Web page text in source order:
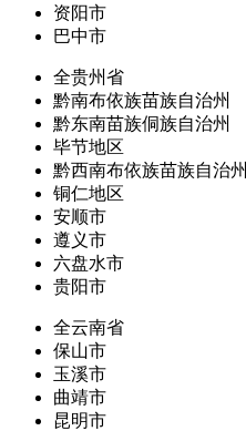
资阳市
巴中市
全贵州省
黔南布依族苗族自治州
黔东南苗族侗族自治州
毕节地区
黔西南布依族苗族自治州
铜仁地区
安顺市
遵义市
六盘水市
贵阳市
全云南省
保山市
玉溪市
曲靖市
昆明市